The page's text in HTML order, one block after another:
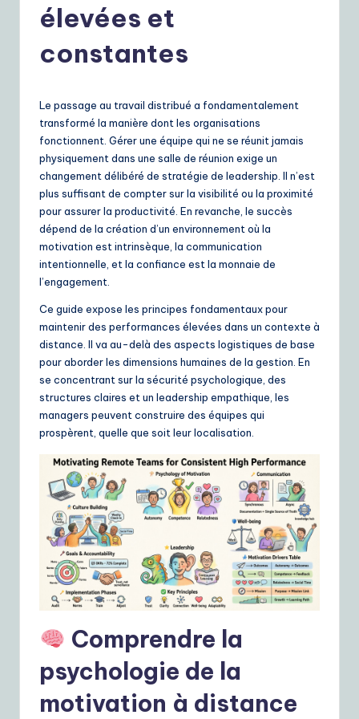
Y
D
ai
ly
ui
d
o
A
w
élevées et
constantes
Le passage au travail distribué a fondamentalement
transformé la manière dont les organisations
fonctionnent. Gérer une équipe qui ne se réunit jamais
physiquement dans une salle de réunion exige un
changement délibéré de stratégie de leadership. Il n’est
plus suffisant de compter sur la visibilité ou la proximité
pour assurer la productivité. En revanche, le succès
dépend de la création d’un environnement où la
motivation est intrinsèque, la communication
intentionnelle, et la confiance est la monnaie de
l’engagement.
Ce guide expose les principes fondamentaux pour
maintenir des performances élevées dans un contexte à
distance. Il va au-delà des aspects logistiques de base
pour aborder les dimensions humaines de la gestion. En
se concentrant sur la sécurité psychologique, des
structures claires et un leadership empathique, les
managers peuvent construire des équipes qui
prospèrent, quelle que soit leur localisation.
Comprendre la
psychologie de la
motivation à distance